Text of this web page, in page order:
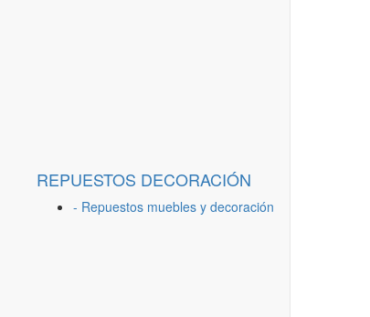
REPUESTOS DECORACIÓN
- Repuestos muebles y decoración